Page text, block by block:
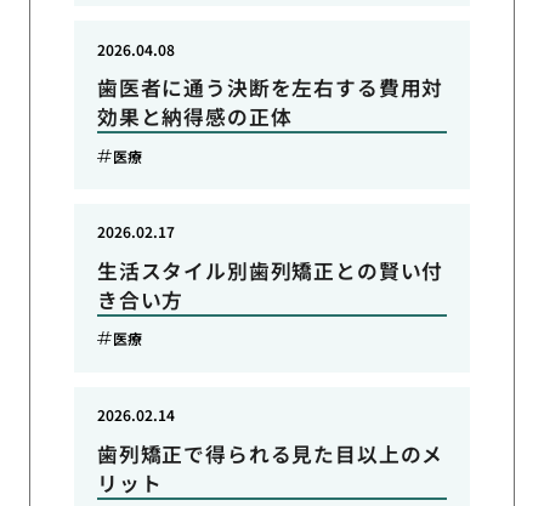
歯医者に通う決断を左右する費用対
効果と納得感の正体
2026.04.08
医療
生活スタイル別歯列矯正との賢い付
き合い方
2026.02.17
医療
歯列矯正で得られる見た目以上のメ
リット
2026.02.14